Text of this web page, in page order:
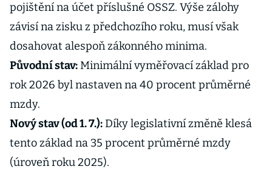
pojištění na účet příslušné OSSZ. Výše zálohy
závisí na zisku z předchozího roku, musí však
dosahovat alespoň zákonného minima.
Původní stav:Minimální vyměřovací základ pro
rok 2026 byl nastaven na 40 procent průměrné
mzdy.
Nový stav (od 1. 7.):Díky legislativní změně klesá
tento základ na 35 procent průměrné mzdy
(úroveň roku 2025).